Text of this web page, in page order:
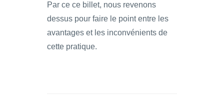
Par ce ce billet, nous revenons
dessus pour faire le point entre les
avantages et les inconvénients de
cette pratique.